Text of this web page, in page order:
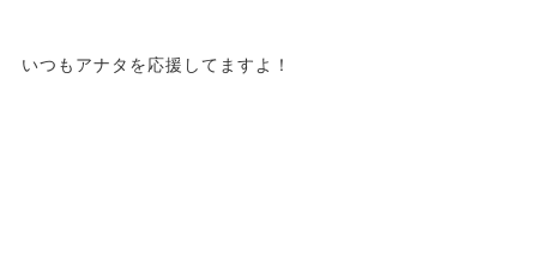
いつもアナタを応援してますよ！